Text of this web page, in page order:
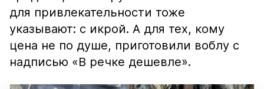
для привлекательности тоже
указывают: с икрой. А для тех, кому
цена не по душе, приготовили воблу с
надписью «В речке дешевле».